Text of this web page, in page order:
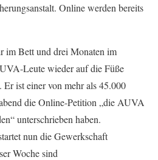
Online werden bereits
im Bett und drei Monaten im
Leute wieder auf die Füße
ist einer von mehr als 45.000
die Online-Petition „die AUVA
unterschrieben haben.
nun die Gewerkschaft
Woche sind